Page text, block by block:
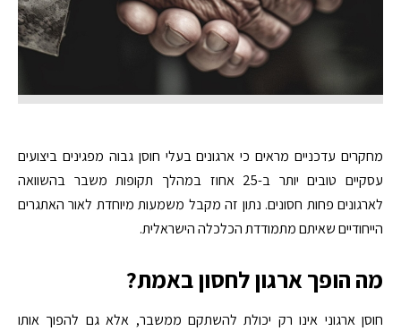
מחקרים עדכניים מראים כי ארגונים בעלי חוסן גבוה מפגינים ביצועים
עסקיים טובים יותר ב-25 אחוז
במהלך תקופות משבר בהשוואה
לארגונים פחות חסונים. נתון זה מקבל משמעות מיוחדת לאור האתגרים
הייחודיים שאיתם מתמודדת הכלכלה הישראלית.
מה הופך ארגון לחסון באמת?
חוסן ארגוני אינו רק יכולת להשתקם ממשבר, אלא גם להפוך אותו